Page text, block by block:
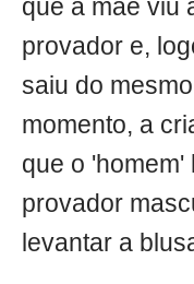
que a mãe viu
provador e,
saiu do
momento, a
que o 'homem'
provador
levantar a